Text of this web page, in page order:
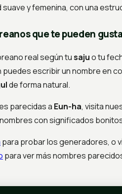
y femenina, con una
que te pueden
real según tusajuo tu
escribir un nombre en
de forma natural.
parecidas a Eun-ha, visita
con significados
para probar los generadores, o
para ver más nombres